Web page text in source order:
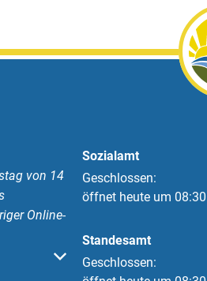
von 14
Online-
oder Schließzeiten auszublenden
Sozialamt
Klicken, um weitere
Geschlossen:
öffnet heute um
Standesamt
Klicken, um weitere
Geschlossen: